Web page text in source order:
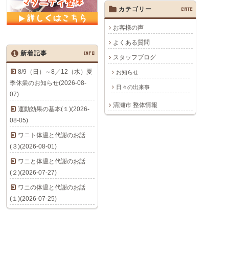
カテゴリー CATE
お客様の声
よくある質問
スタッフブログ
お知らせ
日々の出来事
清瀬市 整体情報
新着記事 INFO
8/9（日）～8／12（水）夏
季休業のお知らせ(2026-08-
07)
運動効果の基本(１)(2026-
08-05)
ワニト体温と代謝のお話
(３)(2026-08-01)
ワニと体温と代謝のお話
(２)(2026-07-27)
ワニの体温と代謝のお話
(１)(2026-07-25)